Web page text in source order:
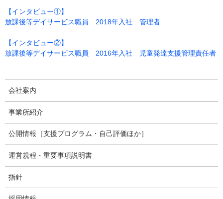
【インタビュー①】
放課後等デイサービス職員 2018年入社 管理者
【インタビュー②】
放課後等デイサービス職員 2016年入社 児童発達支援管理責任者
会社案内
事業所紹介
公開情報［支援プログラム・自己評価ほか］
運営規程・重要事項説明書
指針